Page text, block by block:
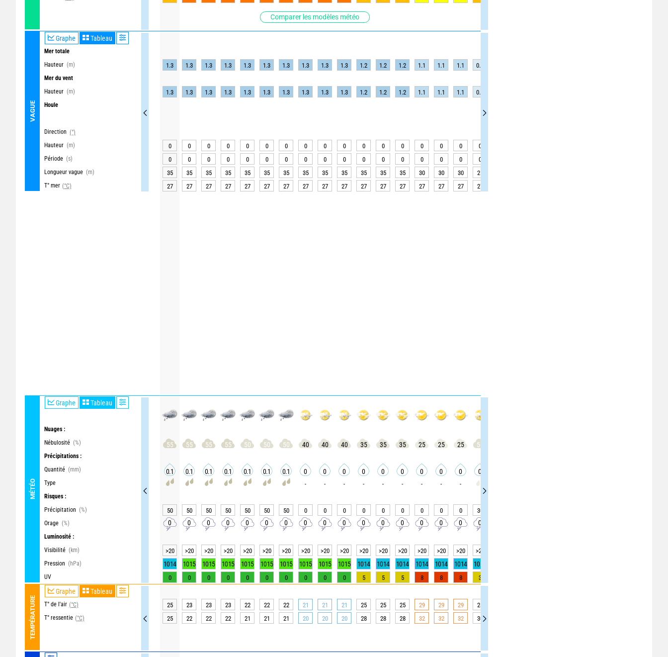
Comparer les modèles météo
VAGUE
Graphe Tableau
Mer totale
Hauteur (m)
Mer du vent
Hauteur (m)
Houle
Direction (°)
Hauteur (m)
Période (s)
Longueur vague (m)
T° mer (°C)
MÉTÉO
Graphe Tableau
Nuages :
Nébulosité (%)
Précipitations :
Quantité (mm)
Type
Risques :
Précipitation (%)
Orage (%)
Luminosité :
Visibilité (km)
Pression (hPa)
UV
TEMPÉRATURE
Graphe Tableau
T° de l'air (°C)
T° ressentie (°C)
1.3 1.3 1.3 1.3 1.3 1.3 1.3 1.3 1.3 1.3 1.2 1.2 1.2 1.1 1.1 1.1 0.9
1.3 1.3 1.3 1.3 1.3 1.3 1.3 1.3 1.3 1.3 1.2 1.2 1.2 1.1 1.1 1.1 0.9
0 0 0 0 0 0 0 0 0 0 0 0 0 0 0 0 0
0
0 0 0 0 0 0 0 0 0 0 0 0 0 0 0 0
35
35 35 35 35 35 35 35 35 35 35 35 35 30 30 30 25
27
27 27 27 27 27 27 27 27 27 27 27 27 27 27 27 27
55 55 55 55 50 50 50 40 40 40 35 35 35 25 25 25 50
0.1 0.1 0.1 0.1 0.1 0.1 0.1 0 0 0 0 0 0 0 0 0 0
- - - - - - - - -
50 50 50 50 50 50 50 0 0 0 0 0 0 0 0 0 30
0 0 0 0 0 0 0 0 0 0 0 0 0 0 0 0 0
>20 >20 >20 >20 >20 >20 >20 >20 >20 >20 >20 >20 >20 >20 >20 >20 >20
1014 1015 1015 1015 1015 1015 1015 1015 1015 1015 1014 1014 1014 1014 1014 1014 1014
0 0 0 0 0 0 0 0 0 0 5 5 5 8 8 8 3
25 23 23 23 22 22 22 21 21 21 25 25 25 29 29 29 28
25
22 22 22 21 21 21 20 20 20 28 28 28 32 32 32 30